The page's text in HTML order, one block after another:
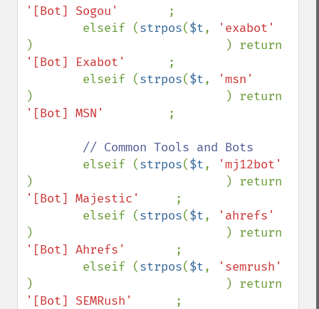
'[Bot] Sogou'
;
        elseif (
strpos($t,
'[Bot] Exabot'
;
        elseif (
strpos($t,
'[Bot] MSN'
;
// Common Tools and Bots
elseif (strpos($t,
'[Bot] Majestic'
;
        elseif (
strpos($t,
'[Bot] Ahrefs'
;
        elseif (
strpos($t,
'[Bot] SEMRush'
;